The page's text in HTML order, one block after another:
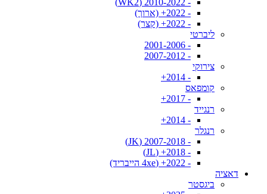
- 2010-2022 (WK2)
- 2022+ (ארוך)
- 2022+ (קצר)
ליברטי
- 2001-2006
- 2007-2012
צירוקי
- 2014+
קומפאס
- 2017+
רנגייד
- 2014+
רנגלר
- 2007-2018 (JK)
- 2018+ (JL)
- 2022+ (4xe הייבריד)
דאציה
ביגסטר